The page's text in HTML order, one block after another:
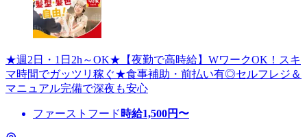
★週2日・1日2h～OK★【夜勤で高時給】WワークOK！スキ
マ時間でガッツリ稼ぐ★食事補助・前払い有◎セルフレジ＆
マニュアル完備で深夜も安心
ファーストフード 時給1,500円〜